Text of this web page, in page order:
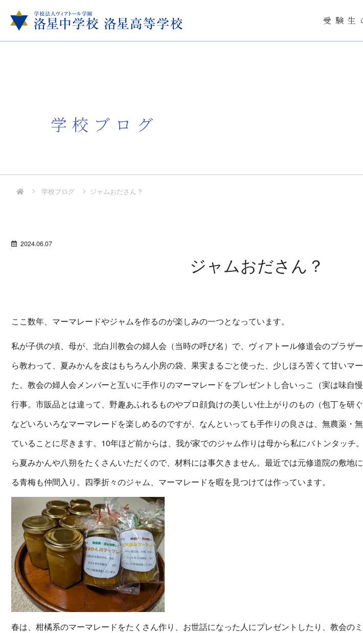
受験生
学校ブログ
学校ブログ ジャムおださん？
2024.06.07
ジャムおださん？
ここ数年、マーマレードやジャムを作るのが楽しみの一つとなっています。
私が子供の頃、母が、北白川教会の婦人会（当時の呼び名）で、ヴィアトール修道会のブラザ
ら教わって、夏みかんを皮はもちろん小房の袋、果実まるごと使った、少しほろ苦くて甘いマ
た。教会の婦人会メンバーと互いに手作りのマーマレードをプレゼントし合いっこ（実は味自
行事。市販品とは違って、野趣あふれるものやプロ顔負けの美しい仕上がりのもの（包丁を研
などいろいろなマーマレードを楽しめるのですが、なんといっても手作りの良さは、無農薬・
ていることに尽きます。10年ほど前からは、我が家でのジャム作りは母から私にバトンタッチ
ら夏みかんや八朔をたくさんいただくので、材料には事欠きません。最近では元修道院の敷地
る青梅も仲間入り。四季折々のジャム、マーマレードを暇を見つけては作っています。
春は、柑橘系のマーマレードをたくさん作り、お世話になった人にプレゼントしたり、教会の